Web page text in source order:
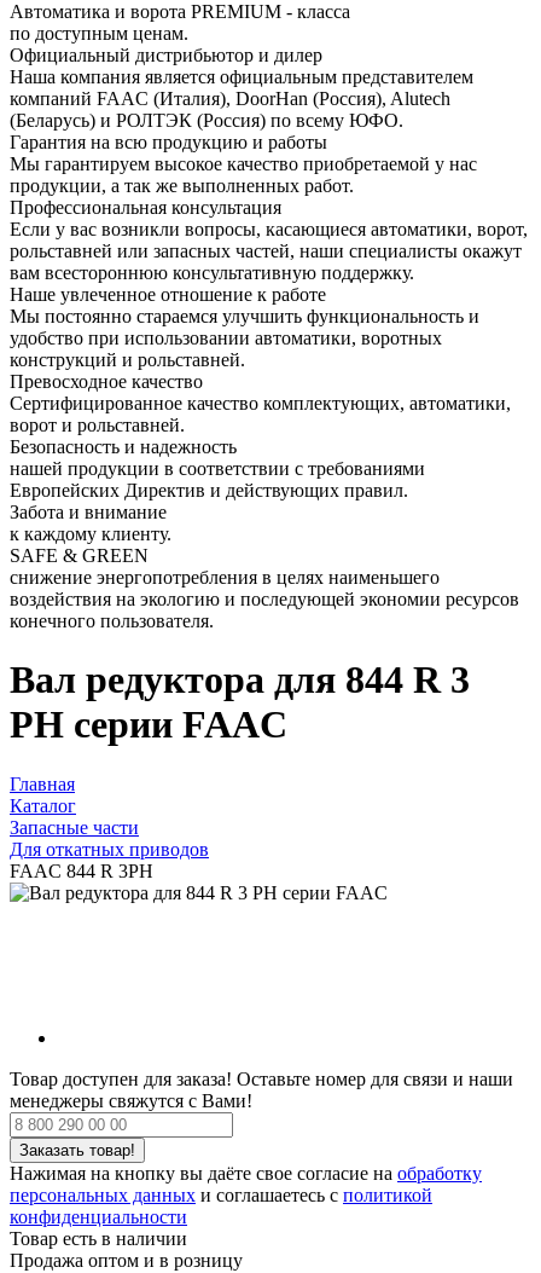
Автоматика и ворота PREMIUM - класса
по доступным ценам.
Официальный дистрибьютор и дилер
Наша компания является официальным представителем
компаний FAAC (Италия), DoorHan (Россия), Alutech
(Беларусь) и РОЛТЭК (Россия) по всему ЮФО.
Гарантия на всю продукцию и работы
Мы гарантируем высокое качество приобретаемой у нас
продукции, а так же выполненных работ.
Профессиональная консультация
Если у вас возникли вопросы, касающиеся автоматики, ворот,
рольставней или запасных частей, наши специалисты окажут
вам всестороннюю консультативную поддержку.
Наше увлеченное отношение к работе
Мы постоянно стараемся улучшить функциональность и
удобство при использовании автоматики, воротных
конструкций и рольставней.
Превосходное качество
Сертифицированное качество комплектующих, автоматики,
ворот и рольставней.
Безопасность и надежность
нашей продукции в соответствии с требованиями
Европейских Директив и действующих правил.
Забота и внимание
к каждому клиенту.
SAFE & GREEN
снижение энергопотребления в целях наименьшего
воздействия на экологию и последующей экономии ресурсов
конечного пользователя.
Вал редуктора для 844 R 3
PH серии FAAC
Главная
Каталог
Запасные части
Для откатных приводов
FAAC 844 R 3PH
Товар доступен для заказа! Оставьте номер для связи и наши
менеджеры свяжутся с Вами!
Нажимая на кнопку вы даёте свое согласие на обработку
персональных данных и соглашаетесь с политикой
конфиденциальности
Товар есть в наличии
Продажа оптом и в розницу